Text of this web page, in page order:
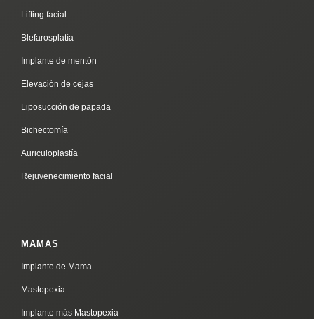
Lifting facial
Blefarosplatía
Implante de mentón
Elevación de cejas
Liposucción de papada
Bichectomía
Auriculoplastía
Rejuvenecimiento facial
MAMAS
Implante de Mama
Mastopexia
Implante más Mastopexia